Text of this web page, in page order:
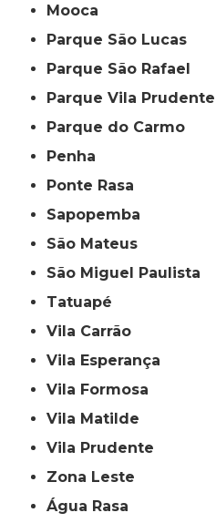
Mooca
Parque São Lucas
Parque São Rafael
Parque Vila Prudente
Parque do Carmo
Penha
Ponte Rasa
Sapopemba
São Mateus
São Miguel Paulista
Tatuapé
Vila Carrão
Vila Esperança
Vila Formosa
Vila Matilde
Vila Prudente
Zona Leste
Água Rasa